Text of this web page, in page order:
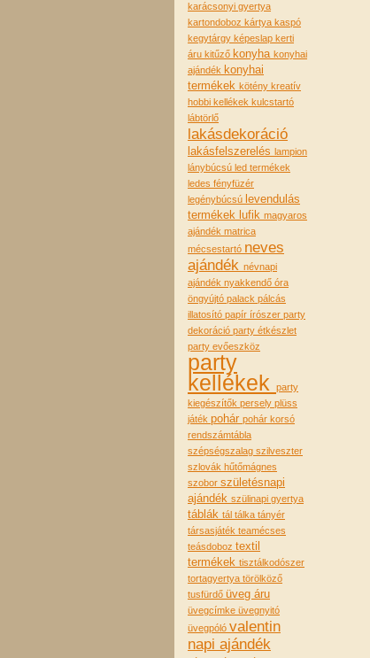
karácsonyi gyertya
kartondoboz kártya kaspó
kegytárgy képeslap kerti
áru kitűző konyha konyhai
ajándék konyhai
termékek kötény kreatív
hobbi kellékek kulcstartó
lábtörlő
lakásdekoráció
lakásfelszerelés lampion
lánybúcsú led termékek
ledes fényfüzér
legénybúcsú levendulás
termékek lufik magyaros
ajándék matrica
mécsestartó neves
ajándék névnapi
ajándék nyakkendő óra
öngyújtó palack pálcás
illatosító papír írószer party
dekoráció party étkészlet
party evőeszköz
party
kellékek
party
kiegészítők persely plüss
játék pohár pohár korsó
rendszámtábla
szépségszalag szilveszter
szlovák hűtőmágnes
szobor születésnapi
ajándék szülinapi gyertya
táblák tál tálka tányér
társasjáték teamécses
teásdoboz textil
termékek tisztálkodószer
tortagyertya törölköző
tusfürdő üveg áru
üvegcímke üvegnyitó
üvegpóló valentin
napi ajándék